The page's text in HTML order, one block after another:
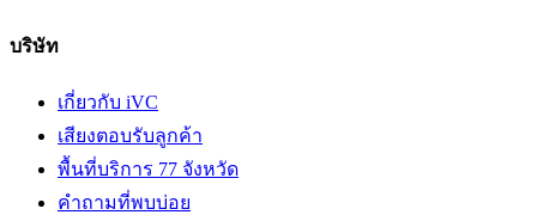
บริษัท
เกี่ยวกับ iVC
เสียงตอบรับลูกค้า
พื้นที่บริการ 77 จังหวัด
คำถามที่พบบ่อย